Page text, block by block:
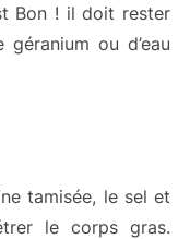
Bon ! il doit rester
ou d’eau
tamisée, le sel et
le corps gras.